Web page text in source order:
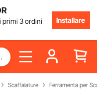
primi 3 ordini
Installare
Scaffalature Ferramenta per